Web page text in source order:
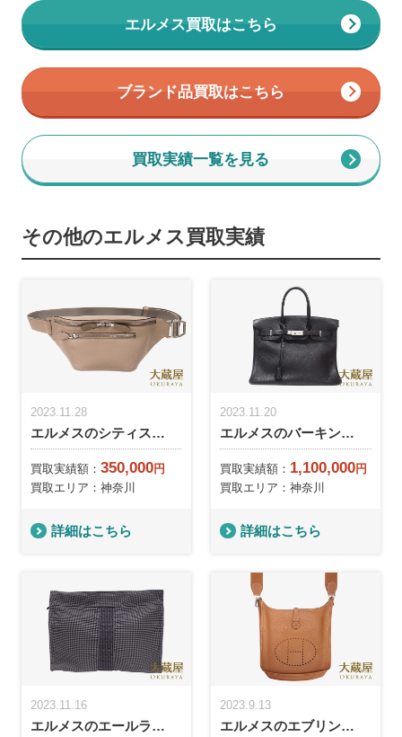
エルメス買取はこちら
ブランド品買取はこちら
買取実績一覧を見る
その他のエルメス買取実績
2023.11.28
エルメスのシティス…
買取実績額：350,000円
買取エリア：神奈川
詳細はこちら
2023.11.20
エルメスのバーキン…
買取実績額： 1,100,000円
買取エリア：神奈川
詳細はこちら
2023.11.16
エルメスのエールラ…
2023.9.13
エルメスのエブリン…